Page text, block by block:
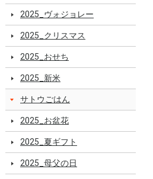
2025_ヴォジョレー
2025_クリスマス
2025_おせち
2025_新米
サトウごはん
2025_お盆花
2025_夏ギフト
2025_母父の日